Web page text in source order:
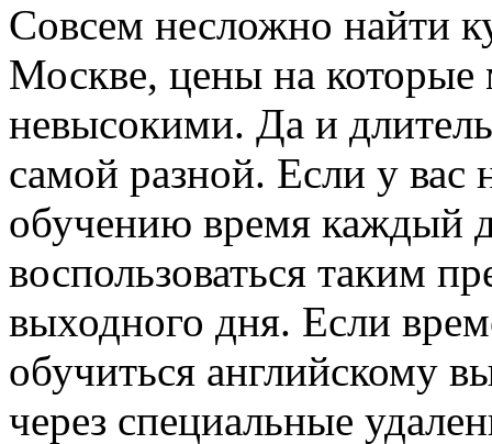
Совсем несложно найти
Москве, цены на которые
невысокими. Да и
самой разной. Если у вас
обучению время каждый
воспользоваться таким
выходного дня. Если
обучиться английскому
через специальные